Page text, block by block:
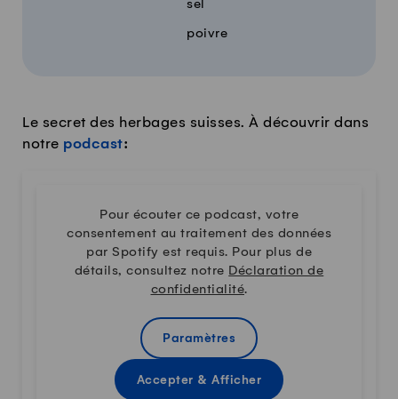
sel
poivre
Le secret des herbages suisses. À découvrir dans
notre podcast:
Pour écouter ce podcast, votre
consentement au traitement des données
par Spotify est requis. Pour plus de
détails, consultez notre Déclaration de
confidentialité.
Paramètres
Accepter & Afficher